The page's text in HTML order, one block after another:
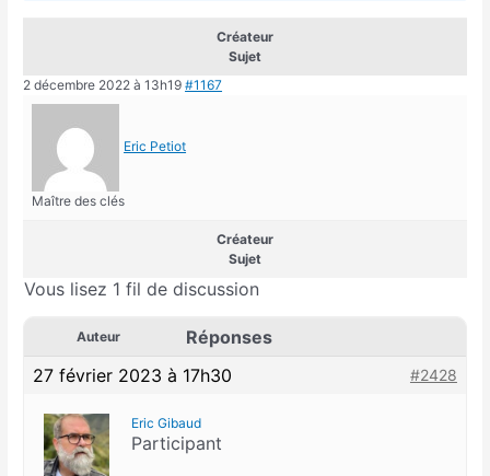
Créateur
Sujet
2 décembre 2022 à 13h19 #1167
Eric Petiot
Maître des clés
Créateur
Sujet
Vous lisez 1 fil de discussion
Auteur
Réponses
27 février 2023 à 17h30
#2428
Eric Gibaud
Participant